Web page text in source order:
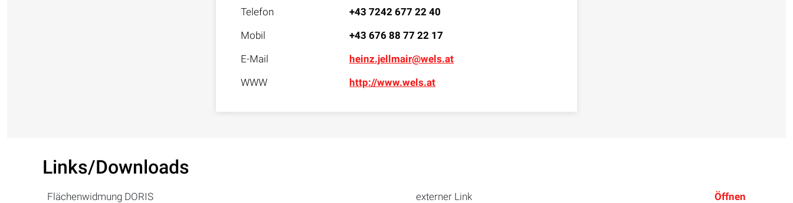
Telefon
+43 7242 677 22 40
Mobil
+43 676 88 77 22 17
E-Mail
heinz.jellmair@wels.at
WWW
http://www.wels.at
Links/Downloads
Flächenwidmung DORIS externer Link Öffnen